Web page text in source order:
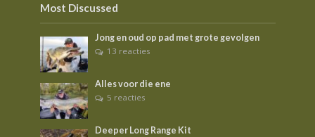
Most Discussed
Jong en oud op pad met grote gevolgen
13 reacties
Alles voor die ene
5 reacties
Deeper Long Range Kit